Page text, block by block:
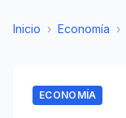
Inicio › Economía ›
ECONOMÍA